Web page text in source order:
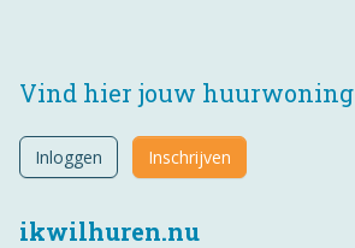
ikwilhuren.nu
Vind hier jouw huurwoning
Inloggen Inschrijven